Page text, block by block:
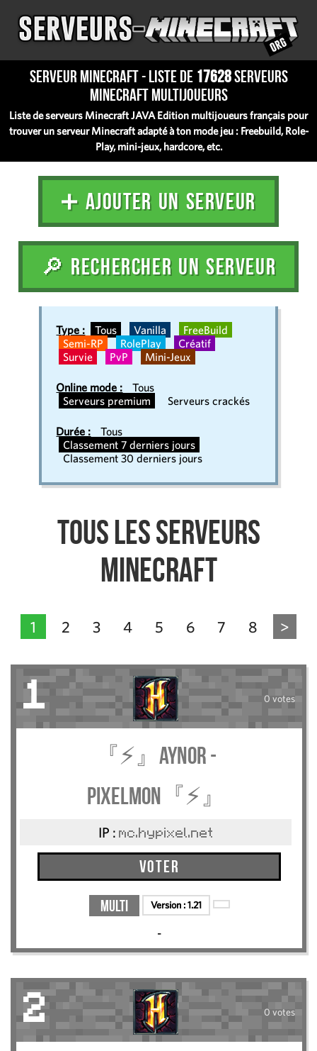
Serveur Minecraft - Liste de 17628serveurs
Minecraft multijoueurs
Liste de serveurs Minecraft JAVA Edition multijoueurs français pour
trouver un serveur Minecraft adapté à ton mode jeu : Freebuild, Role-
Play, mini-jeux, hardcore, etc.
➕ AJOUTER UN SERVEUR
🔎 RECHERCHER UN SERVEUR
Type : Tous Vanilla
FreeBuild
Semi-RP
RolePlay
Créatif
Survie
PvP Mini-Jeux
Online mode :
Tous
Serveurs premium
Serveurs crackés
Durée :
Tous
Classement 7 derniers jours
Classement 30 derniers jours
Tous les serveurs
Minecraft
1 2 3 4 5 6 7 8 >
1 0 votes
『⚡』Aynor -
Pixelmon『⚡』
IP : mc.hypixel.net
Voter
Multi Version :1.21
-
2 0 votes